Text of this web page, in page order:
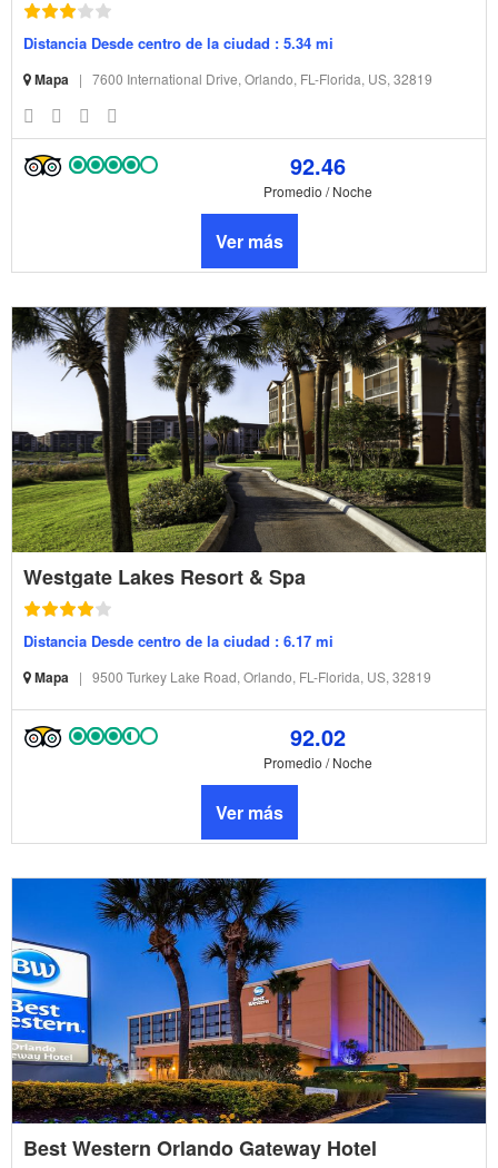
Distancia Desde centro de la ciudad : 5.34 mi
Mapa | 7600 International Drive, Orlando, FL-Florida, US, 32819
92.46
Promedio / Noche
Ver más
Westgate Lakes Resort & Spa
Distancia Desde centro de la ciudad : 6.17 mi
Mapa | 9500 Turkey Lake Road, Orlando, FL-Florida, US, 32819
92.02
Promedio / Noche
Ver más
Best Western Orlando Gateway Hotel